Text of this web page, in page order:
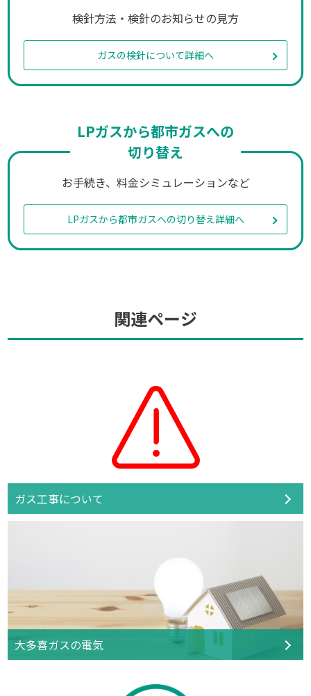
検針方法・検針のお知らせの見方
ガスの検針について詳細へ
LPガスから都市ガスへの
切り替え
お手続き、料金シミュレーションなど
LPガスから都市ガスへの切り替え詳細へ
関連ページ
ガス工事について
大多喜ガスの電気